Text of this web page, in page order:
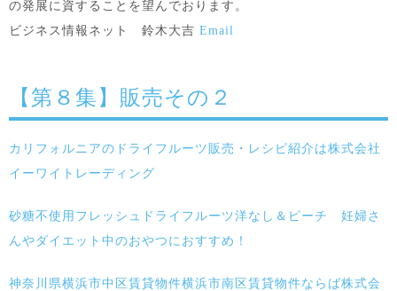
の発展に資することを望んでおります。
ビジネス情報ネット 鈴木大吉 Email
【第８集】販売その２
カリフォルニアのドライフルーツ販売・レシピ紹介は株式会社
イーワイトレーディング
砂糖不使用フレッシュドライフルーツ洋なし＆ピーチ 妊婦さ
んやダイエット中のおやつにおすすめ！
神奈川県横浜市中区賃貸物件横浜市南区賃貸物件ならば株式会